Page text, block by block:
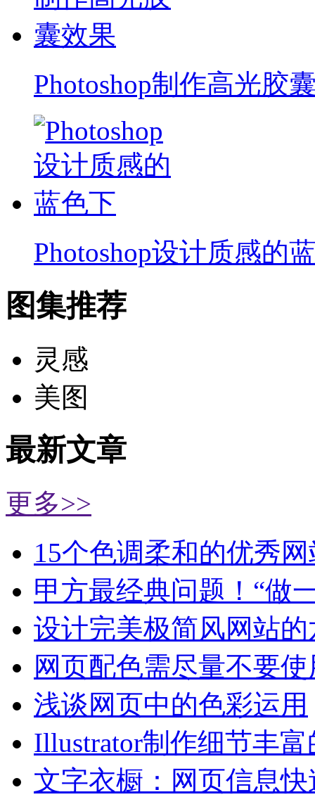
Photoshop制作高光胶
Photoshop设计质感的
图集推荐
灵感
美图
最新文章
更多>>
15个色调柔和的优秀
甲方最经典问题！“做
设计完美极简风网站的
网页配色需尽量不要使
浅谈网页中的色彩运用
Illustrator制作细节丰富
文字衣橱：网页信息快